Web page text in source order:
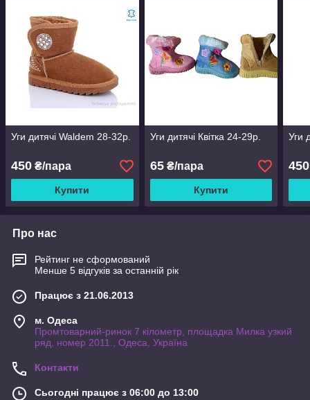
Уги дитячі Waldem 28-32р.
450 ₴/пара
Купити
Уги дитячі Квітка 24-29р.
65₴/пара
Купити
Уги
450
Про нас
Рейтинг не сформований
Менше 5 відгуків за останній рік
Працює з 21.06.2013
м. Одеса
Промтоварний-ринок 7 кілометр, площадка Милка узкий
ряд, номер 2011., Одеса, Україна
Контакти
Сьогодні працює з 06:00 до 13:00